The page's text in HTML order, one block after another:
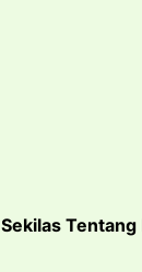
Sekilas Tentang